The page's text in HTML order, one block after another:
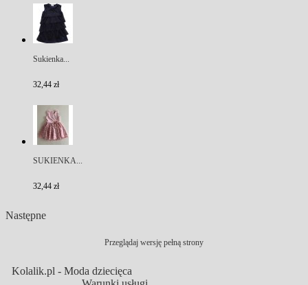
Sukienka...
32,44 zł
SUKIENKA...
32,44 zł
Następne
Przeglądaj wersję pełną strony
Kolalik.pl - Moda dziecięca